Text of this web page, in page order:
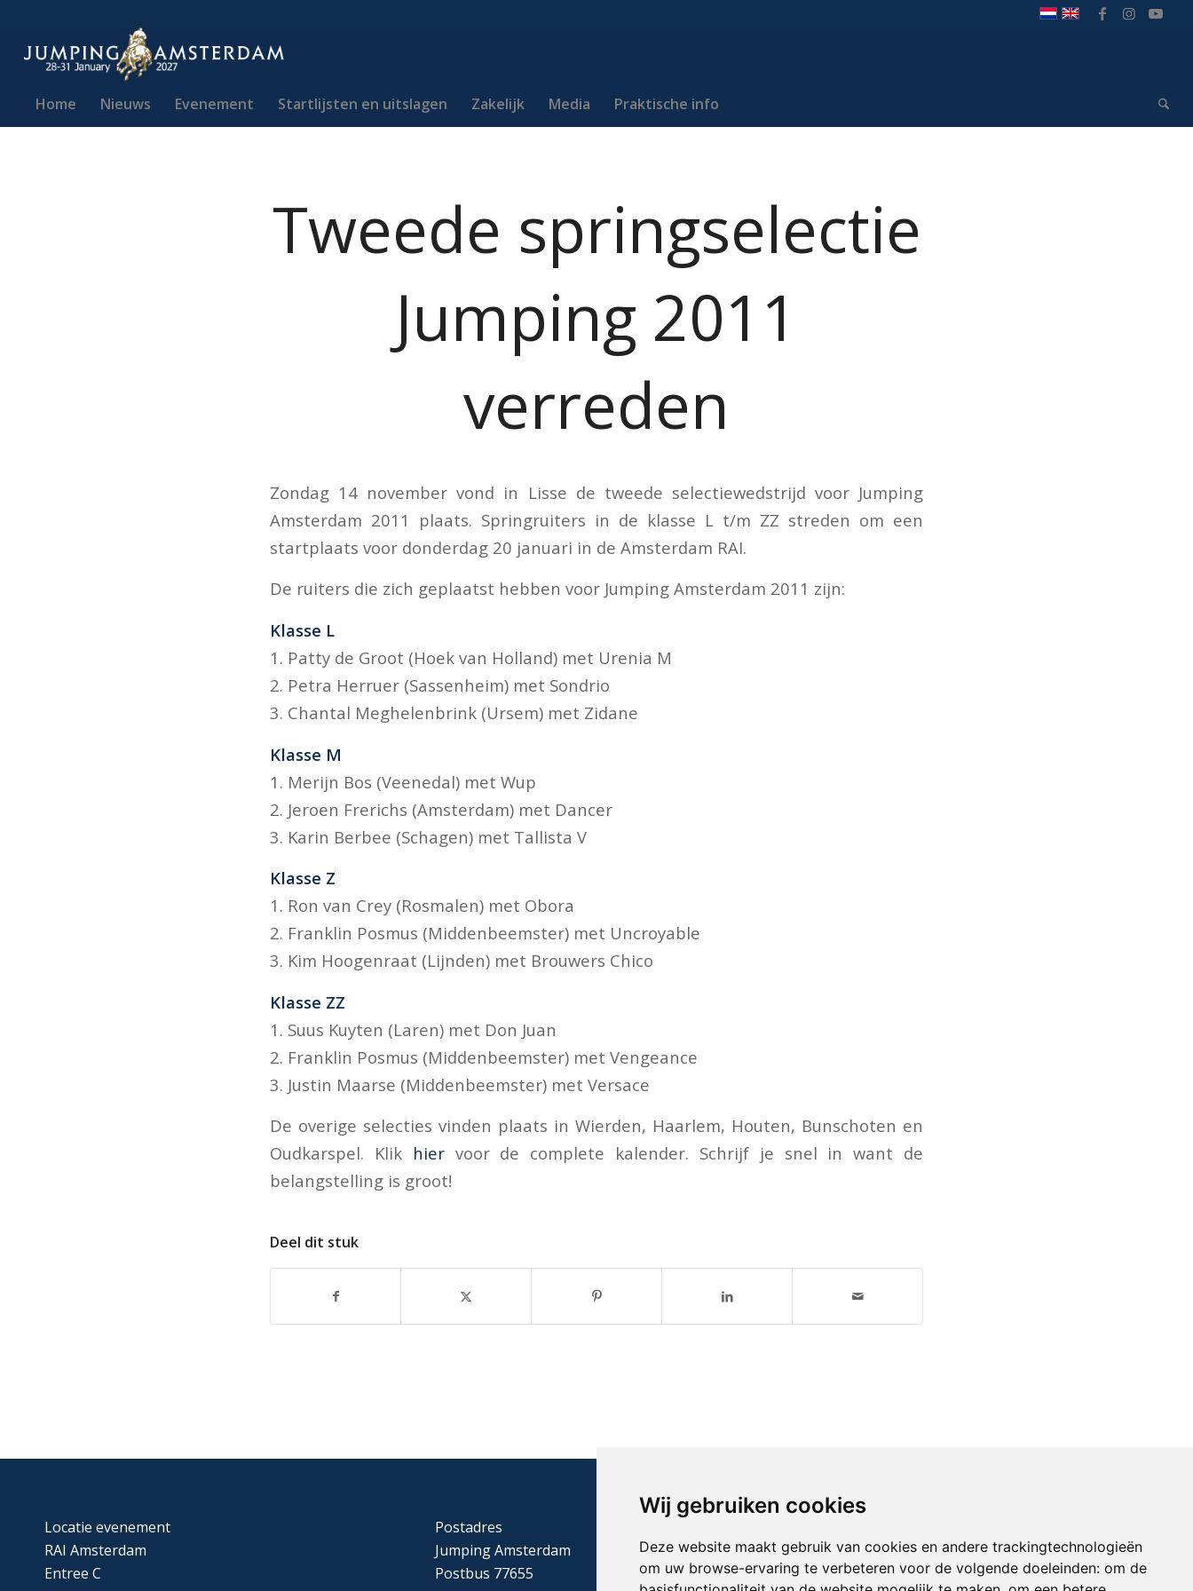
Wij gebruiken cookies
Deze website maakt gebruik van cookies en andere trackingtechnologieën
om uw browse-ervaring te verbeteren voor de volgende doeleinden: om de
Home Nieuws Evenement Startlijsten en uitslagen Zakelijk Media Praktische info
Tweede springselectie
Jumping 2011
verreden
Zondag 14 november vond in Lisse de tweede selectiewedstrijd voor Jumping
Amsterdam 2011 plaats. Springruiters in de klasse L t/m ZZ streden om een
startplaats voor donderdag 20 januari in de Amsterdam RAI.
De ruiters die zich geplaatst hebben voor Jumping Amsterdam 2011 zijn:
Klasse L
1. Patty de Groot (Hoek van Holland) met Urenia M
2. Petra Herruer (Sassenheim) met Sondrio
3. Chantal Meghelenbrink (Ursem) met Zidane
Klasse M
1. Merijn Bos (Veenedal) met Wup
2. Jeroen Frerichs (Amsterdam) met Dancer
3. Karin Berbee (Schagen) met Tallista V
Klasse Z
1. Ron van Crey (Rosmalen) met Obora
2. Franklin Posmus (Middenbeemster) met Uncroyable
3. Kim Hoogenraat (Lijnden) met Brouwers Chico
Klasse ZZ
1. Suus Kuyten (Laren) met Don Juan
2. Franklin Posmus (Middenbeemster) met Vengeance
3. Justin Maarse (Middenbeemster) met Versace
De overige selecties vinden plaats in Wierden, Haarlem, Houten, Bunschoten en
Oudkarspel. Klik hiervoor de complete kalender. Schrijf je snel in want de
belangstelling is groot!
Deel dit stuk
Locatie evenement
RAI Amsterdam
Entree C
Postadres
Jumping Amsterdam
Postbus 77655